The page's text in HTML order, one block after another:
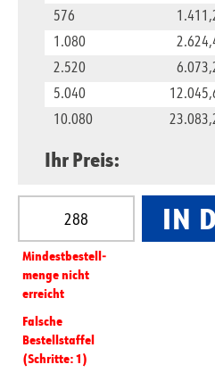
576
1.080
2.520
5.040
10.080
Ihr Preis:
Produkt Anzahl: Gib den
Mindest­­bestell­­
menge nicht
erreicht
Falsche
Bestellstaffel
(Schritte: 1)
IN